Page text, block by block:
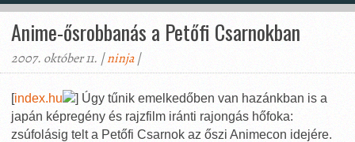
Anime-ősrobbanás a Petőfi Csarnokban
2007. október 11. |ninja|
[index.hu
] Úgy tűnik emelkedőben van hazánkban is a
japán képregény és rajzfilm iránti rajongás hőfoka:
zsúfolásig telt a Petőfi Csarnok az őszi Animecon idejére.